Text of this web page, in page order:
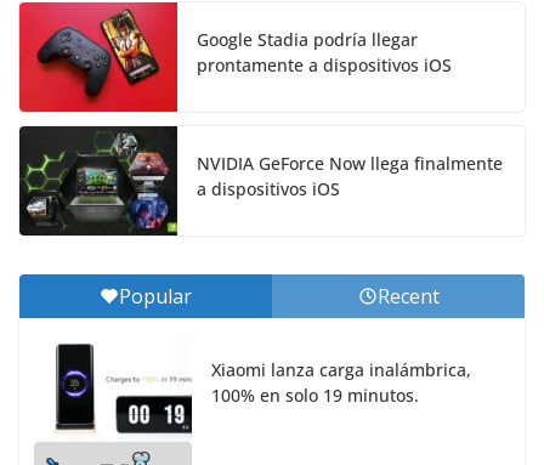
Google Stadia podría llegar
prontamente a dispositivos iOS
NVIDIA GeForce Now llega finalmente
a dispositivos iOS
Popular Recent
Xiaomi lanza carga inalámbrica,
100% en solo 19 minutos.